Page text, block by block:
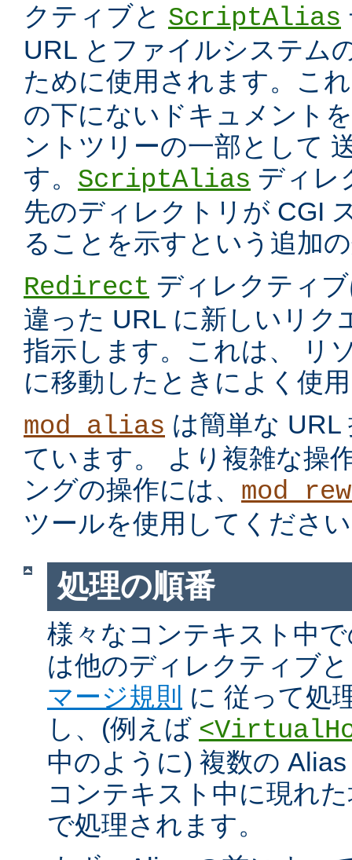
クティブと ScriptAlias
URL とファイルシステム
ために使用されます。こ
の下にないドキュメント
ントツリーの一部として
す。 ScriptAlias ディレ
先のディレクトリが CGI
ることを示すという追加
Redirect ディレクティ
違った URL に新しいリク
指示します。これは、 リ
に移動したときによく使
mod_alias は簡単な URL
ています。 より複雑な操
ングの操作には、
ツールを使用してくださ
処理の順番
様々なコンテキスト中
は他のディレクティブ
マージ規則 に 従って処
し、(例えば
中のように) 複数の
コンテキスト中に現れ
で処理されます。